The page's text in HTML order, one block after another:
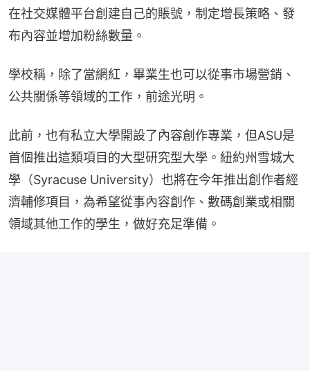
在社交媒體平台創建自己的賬號，制定增長策略、發
布內容並增加粉絲數量。
學校稱，除了當網紅，畢業生也可以從事市場營銷、
公共關係等領域的工作，前途光明。
此前，也有私立大學開設了內容創作專業，但ASU是
首個推出這類項目的大型研究型大學。紐約州雪城大
學（Syracuse University）也將在今年推出創作者經
濟輔修項目，為希望從事內容創作、數碼創業或相關
領域其他工作的學生，做好充足準備。